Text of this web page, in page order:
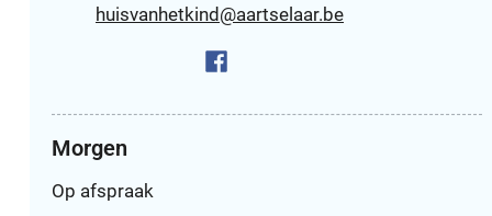
E-mailhuisvanhetkind@aartselaar.be
Huis van het Kind
Morgen
Op afspraak